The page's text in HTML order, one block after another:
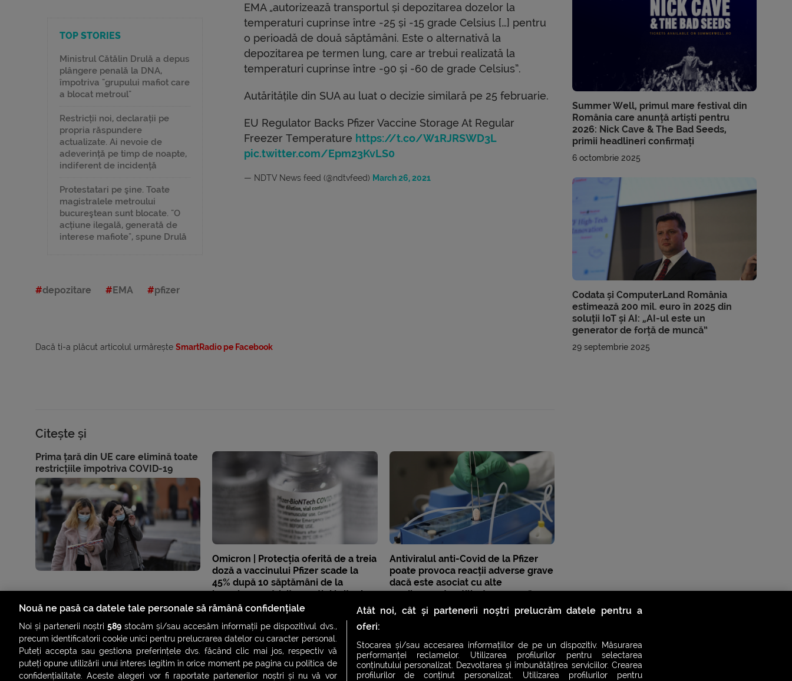
TOP STORIES
Ministrul Cătălin Drulă a depus
plângere penală la DNA,
împotriva "grupului mafiot care
a blocat metroul"
Restricții noi, declarații pe
propria răspundere
actualizate. Ai nevoie de
adeverință pe timp de noapte,
indiferent de incidență
Protestatari pe şine. Toate
magistralele metroului
bucureştean sunt blocate. "O
acțiune ilegală, generată de
interese mafiote", spune Drulă
EMA „autorizează transportul și depozitarea dozelor la
temperaturi cuprinse între -25 și -15 grade Celsius […] pentru
o perioadă de două săptămâni. Este o alternativă la
depozitarea pe termen lung, care ar trebui realizată la
temperaturi cuprinse între -90 și -60 de grade Celsius”.
Autăritățile din SUA au luat o decizie similară pe 25 februarie.
EU Regulator Backs Pfizer Vaccine Storage At Regular
Freezer Temperature https://t.co/W1RJRSWD3L
pic.twitter.com/Epm23KvLS0
— NDTV News feed (@ndtvfeed) March 26, 2021
depozitare EMA pfizer
Dacă ti-a plăcut articolul urmărește SmartRadio pe Facebook
Citește și
Prima țară din UE care elimină toate
restricțiile împotriva COVID-19
Omicron | Protecția oferită de a treia
doză a vaccinului Pfizer scade la
45% după 10 săptămâni de la
inoculare, potrivit agenției britanice
de sănătate
Antiviralul anti-Covid de la Pfizer
poate provoca reacții adverse grave
dacă este asociat cu alte
medicamente utilizate pe scară
largă
Summer Well, primul mare festival din
România care anunță artiști pentru
2026: Nick Cave & The Bad Seeds,
primii headlineri confirmați
6 octombrie 2025
Codata și ComputerLand România
estimează 200 mil. euro în 2025 din
soluții IoT și AI: „AI-ul este un
generator de forță de muncă”
29 septembrie 2025
Nouă ne pasă ca datele tale personale să rămână confidențiale
Noi și partenerii noștri589 stocăm și/sau accesăm informații pe dispozitivul dvs.,
precum identificatorii cookie unici pentru prelucrarea datelor cu caracter personal.
Puteți accepta sau gestiona preferințele dvs. făcând clic mai jos, respectiv vă
puteți opune utilizării unui interes legitim în orice moment pe pagina cu politica de
confidențialitate. Aceste alegeri vor fi raportate partenerilor noștri și nu vă vor
Atât noi, cât și partenerii noștri prelucrăm datele pentru a
oferi:
Stocarea și/sau accesarea informațiilor de pe un dispozitiv. Măsurarea
performanței reclamelor. Utilizarea profilurilor pentru selectarea
conținutului personalizat. Dezvoltarea și îmbunătățirea serviciilor. Crearea
profilurilor de conținut personalizat. Utilizarea profilurilor pentru